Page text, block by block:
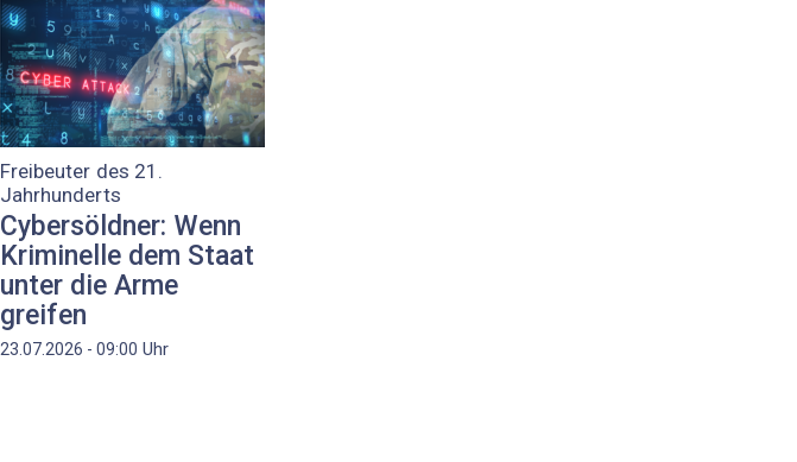
Freibeuter des 21.
Jahrhunderts
Cybersöldner: Wenn
Kriminelle dem Staat
unter die Arme
greifen
23.07.2026 - 09:00 Uhr